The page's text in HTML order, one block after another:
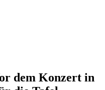
dem Konzert in